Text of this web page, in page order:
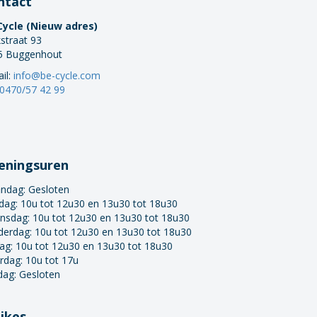
(Nieuw adres)
93
Buggenhout
info@be-cycle.com
0470/57 42 99
Gesloten
10u tot 12u30 en 13u30 tot 18u30
10u tot 12u30 en 13u30 tot 18u30
10u tot 12u30 en 13u30 tot 18u30
10u tot 12u30 en 13u30 tot 18u30
10u tot 17u
Gesloten